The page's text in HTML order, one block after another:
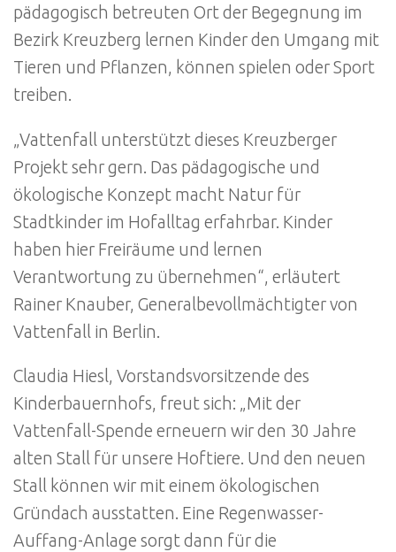
pädagogisch betreuten Ort der Begegnung im
Bezirk Kreuzberg lernen Kinder den Umgang mit
Tieren und Pflanzen, können spielen oder Sport
treiben.
„Vattenfall unterstützt dieses Kreuzberger
Projekt sehr gern. Das pädagogische und
ökologische Konzept macht Natur für
Stadtkinder im Hofalltag erfahrbar. Kinder
haben hier Freiräume und lernen
Verantwortung zu übernehmen“, erläutert
Rainer Knauber, Generalbevollmächtigter von
Vattenfall in Berlin.
Claudia Hiesl, Vorstandsvorsitzende des
Kinderbauernhofs, freut sich: „Mit der
Vattenfall-Spende erneuern wir den 30 Jahre
alten Stall für unsere Hoftiere. Und den neuen
Stall können wir mit einem ökologischen
Gründach ausstatten. Eine Regenwasser-
Auffang-Anlage sorgt dann für die